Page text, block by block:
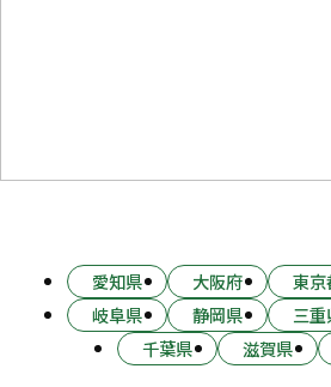
愛知県 大阪府 東京
岐阜県
静岡県 三重
千葉県
滋賀県